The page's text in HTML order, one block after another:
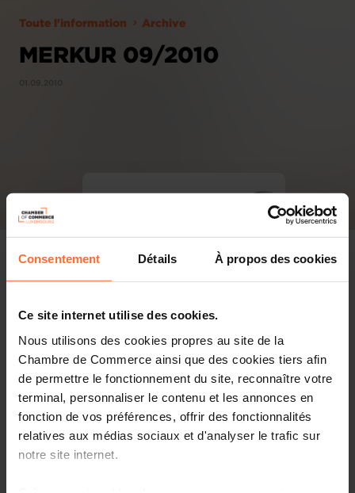
Consentement Détails À propos des cookies
Ce site internet utilise des cookies.
Nous utilisons des cookies propres au site de la
Chambre de Commerce ainsi que des cookies tiers afin
de permettre le fonctionnement du site, reconnaître votre
terminal, personnaliser le contenu et les annonces en
fonction de vos préférences, offrir des fonctionnalités
relatives aux médias sociaux et d'analyser le trafic sur
notre site internet.
Toute l'information Archive
MERKUR 09/2010